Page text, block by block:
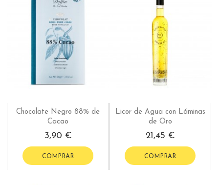
Chocolate Negro 88% de
Cacao
3,90 €
COMPRAR
Licor de Agua con Láminas
de Oro
21,45 €
COMPRAR